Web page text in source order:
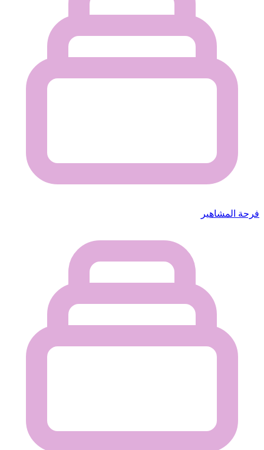
فرحة المشاهير